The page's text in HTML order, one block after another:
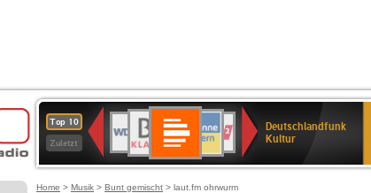
Top 10
Zuletzt
Deutschlandfunk
80er
90er
OLDIE
ANTENNE
SWR3
4
BR-
KLASSIK
Deutschlandfunk
Kultur
ANTENNE
BAYERN
SWR
Kultur
NDR
2
Deutschlandfunk
Kultur
Home > Musik > Bunt gemischt > laut.fm ohrwurm